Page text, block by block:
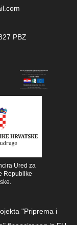
PBZ
Ured za
Republike
"Priprema i